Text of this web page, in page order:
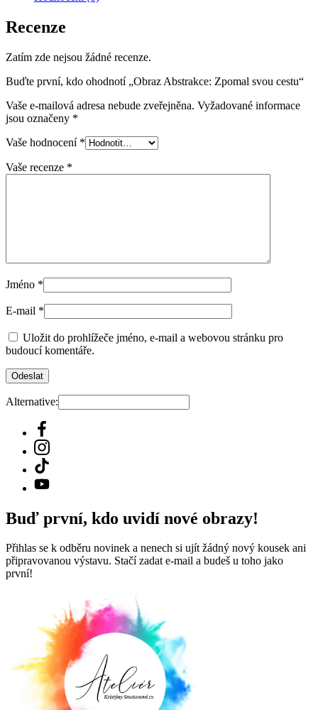
Recenze
Zatím zde nejsou žádné recenze.
Buďte první, kdo ohodnotí „Obraz Abstrakce: Zpomal svou cestu“
Vaše e-mailová adresa nebude zveřejněna. Vyžadované informace
jsou označeny *
Vaše hodnocení *
Vaše recenze *
Jméno *
E-mail *
Uložit do prohlížeče jméno, e-mail a webovou stránku pro
budoucí komentáře.
Alternative:
Buď první, kdo uvidí nové obrazy!
Přihlas se k odběru novinek a nenech si ujít žádný nový kousek ani
připravovanou výstavu. Stačí zadat e-mail a budeš u toho jako
první!